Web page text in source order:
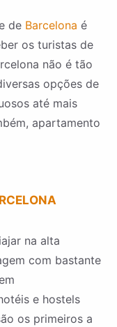
de Barcelona é
os turistas de
não é tão
opções de
até mais
apartamento
na alta
com bastante
e hostels
os primeiros a